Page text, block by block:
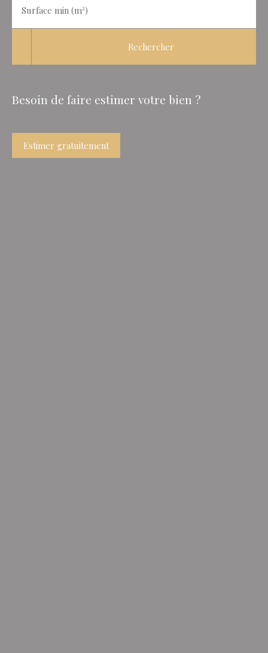
Surface min (m²)
Rechercher
Besoin de faire estimer votre bien ?
Estimer gratuitement